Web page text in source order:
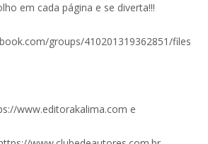
em cada página e se diverta!!!
groups/410201319362851/files
www.editorakalima.com e